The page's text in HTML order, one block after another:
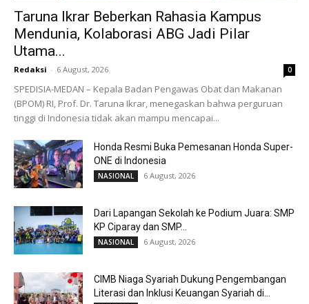
Taruna Ikrar Beberkan Rahasia Kampus
Mendunia, Kolaborasi ABG Jadi Pilar
Utama...
Redaksi - 6 August, 2026 0
SPEDISIA-MEDAN – Kepala Badan Pengawas Obat dan Makanan
(BPOM) RI, Prof. Dr. Taruna Ikrar, menegaskan bahwa perguruan
tinggi di Indonesia tidak akan mampu mencapai...
Honda Resmi Buka Pemesanan Honda Super-
ONE di Indonesia
NASIONAL 6 August, 2026
Dari Lapangan Sekolah ke Podium Juara: SMP
KP Ciparay dan SMP...
NASIONAL 6 August, 2026
CIMB Niaga Syariah Dukung Pengembangan
Literasi dan Inklusi Keuangan Syariah di...